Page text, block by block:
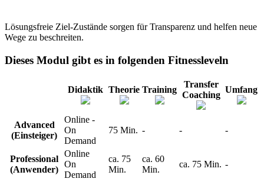
Lösungsfreie Ziel-Zustände sorgen für Transparenz und helfen neue
Wege zu beschreiten.
Dieses Modul gibt es in folgenden Fitnessleveln
Didaktik Theorie Training
Transfer
Coaching
Umfang
Advanced
(Einsteiger)
Online -
On
Demand
75 Min. - - -
Professional
(Anwender)
Online
On
Demand
ca. 75
Min.
ca. 60
Min.
ca. 75 Min. -